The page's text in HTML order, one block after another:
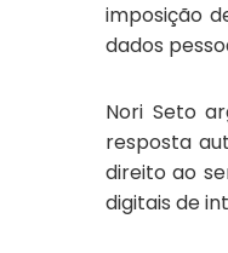
imposição
dados
Nori Seto
resposta
direito ao
digitais de